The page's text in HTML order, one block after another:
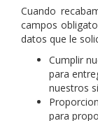
Cuando
campos
datos que le
Cumplir
para
nuestros
para